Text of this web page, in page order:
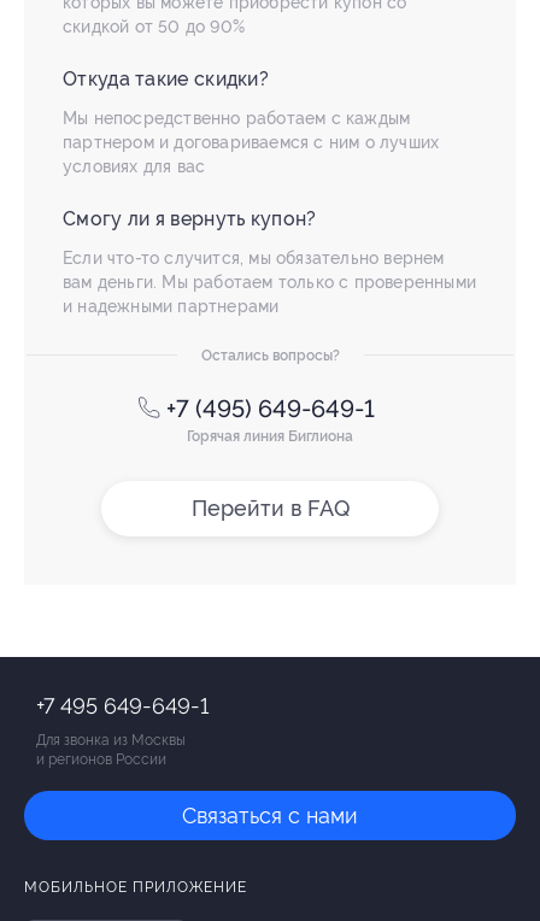
скидкой от 50 до 90%
Откуда такие скидки?
Мы непосредственно работаем с каждым
партнером и договариваемся с ним о лучших
условиях для вас
Смогу ли я вернуть купон?
Если что-то случится, мы обязательно вернем
вам деньги. Мы работаем только с проверенными
и надежными партнерами
Остались вопросы?
+7 (495) 649-649-1
Горячая линия Биглиона
Перейти в FAQ
+7 495 649-649-1
Для звонка из Москвы
и регионов России
Связаться с нами
МОБИЛЬНОЕ ПРИЛОЖЕНИЕ